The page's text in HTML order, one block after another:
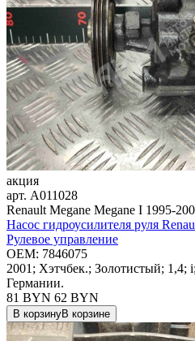
акция
арт. A011028
Renault Megane Megane I 1995-
Насос гидроусилителя руля
Рулевое управление
OEM: 7846075
2001; Хэтчбек.; Золотистый;
Германии.
81 BYN 62 BYN
В корзинуВ корзине